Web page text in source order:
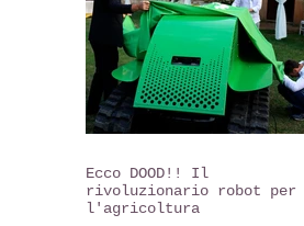
Ecco DOOD!! Il
rivoluzionario robot per
l'agricoltura